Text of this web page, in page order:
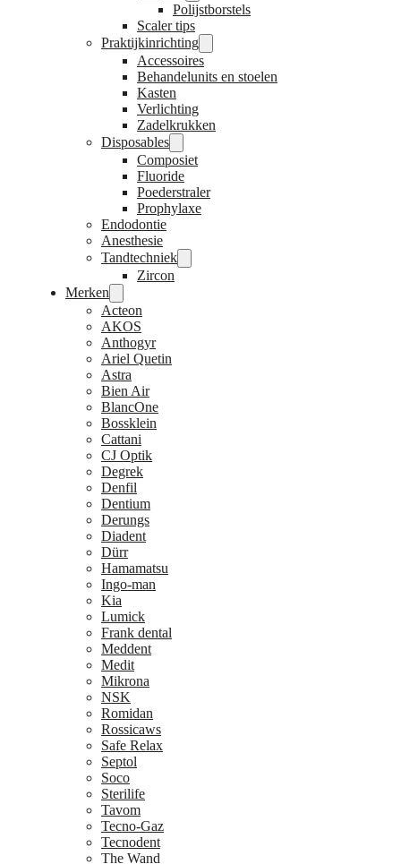
Polijstborstels
Scaler tips
Praktijkinrichting
Accessoires
Behandelunits en stoelen
Kasten
Verlichting
Zadelkrukken
Disposables
Composiet
Fluoride
Poederstraler
Prophylaxe
Endodontie
Anesthesie
Tandtechniek
Zircon
Merken
Acteon
AKOS
Anthogyr
Ariel Quetin
Astra
Bien Air
BlancOne
Bossklein
Cattani
CJ Optik
Degrek
Denfil
Dentium
Derungs
Diadent
Dürr
Hamamatsu
Ingo-man
Kia
Lumick
Frank dental
Meddent
Medit
Mikrona
NSK
Romidan
Rossicaws
Safe Relax
Septol
Soco
Sterilife
Tavom
Tecno-Gaz
Tecnodent
The Wand